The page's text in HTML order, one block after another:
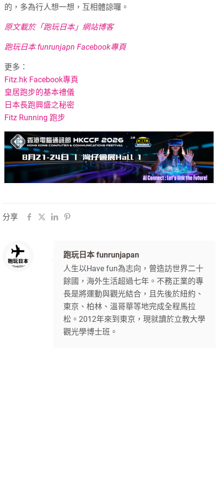
的，多為行人想一想，互相體諒囉。
原文載於「跑玩日本」網站博客
跑玩日本 funrunjapn Facebook專頁
更多：
Fitz.hk Facebook專頁
皇居跑步的基本禮儀
日本長跑興盛之秘密
Fitz Running 跑步
分享
跑玩日本 funrunjapan
人生以Have fun為志向，曾造訪世界二十
餘國，海外生活超過七年。不務正業的專
長是將運動與觀光結合，且先後於紐約、
東京、柏林、溫哥華等地完成全程馬拉
松。2012年來到東京，現就讀於立教大學
觀光學博士班。